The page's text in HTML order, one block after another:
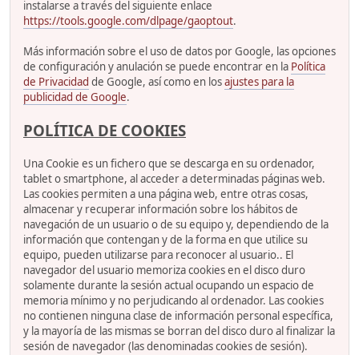
instalarse a través del siguiente enlace
https://tools.google.com/dlpage/gaoptout.
Más información sobre el uso de datos por Google, las opciones
de configuración y anulación se puede encontrar en la Política
de Privacidad de Google, así como en losajustes para la
publicidad de Google.
POLÍTICA DE COOKIES
Una Cookie es un fichero que se descarga en su ordenador,
tablet o smartphone, al acceder a determinadas páginas web.
Las cookies permiten a una página web, entre otras cosas,
almacenar y recuperar información sobre los hábitos de
navegación de un usuario o de su equipo y, dependiendo de la
información que contengan y de la forma en que utilice su
equipo, pueden utilizarse para reconocer al usuario.. El
navegador del usuario memoriza cookies en el disco duro
solamente durante la sesión actual ocupando un espacio de
memoria mínimo y no perjudicando al ordenador. Las cookies
no contienen ninguna clase de información personal específica,
y la mayoría de las mismas se borran del disco duro al finalizar la
sesión de navegador (las denominadas cookies de sesión).